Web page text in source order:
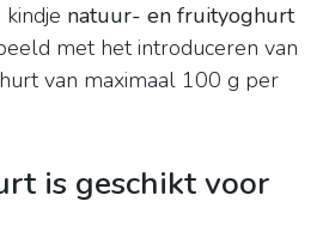
natuur- en fruityoghurt
met het introduceren van
van maximaal 100 g per
is geschikt voor